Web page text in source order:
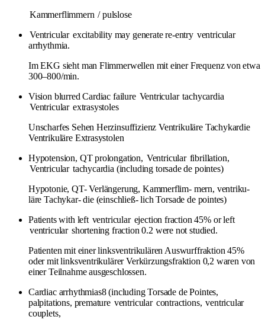
Kammerflimmern / pulslose
Ventricular excitability may generate re-entry ventricular
arrhythmia.
Im EKG sieht man Flimmerwellen mit einer Frequenz von etwa
300–800/min.
Vision blurred Cardiac failure Ventricular tachycardia
Ventricular extrasystoles
Unscharfes Sehen Herzinsuffizienz Ventrikuläre Tachykardie
Ventrikuläre Extrasystolen
Hypotension, QT prolongation, Ventricular fibrillation,
Ventricular tachycardia (including torsade de pointes)
Hypotonie, QT- Verlängerung, Kammerflim- mern, ventriku-
läre Tachykar- die (einschließ- lich Torsade de pointes)
Patients with left ventricular ejection fraction 45% or left
ventricular shortening fraction 0.2 were not studied.
Patienten mit einer linksventrikulären Auswurffraktion 45%
oder mit linksventrikulärer Verkürzungsfraktion 0,2 waren von
einer Teilnahme ausgeschlossen.
Cardiac arrhythmias8 (including Torsade de Pointes,
palpitations, premature ventricular contractions, ventricular
couplets,